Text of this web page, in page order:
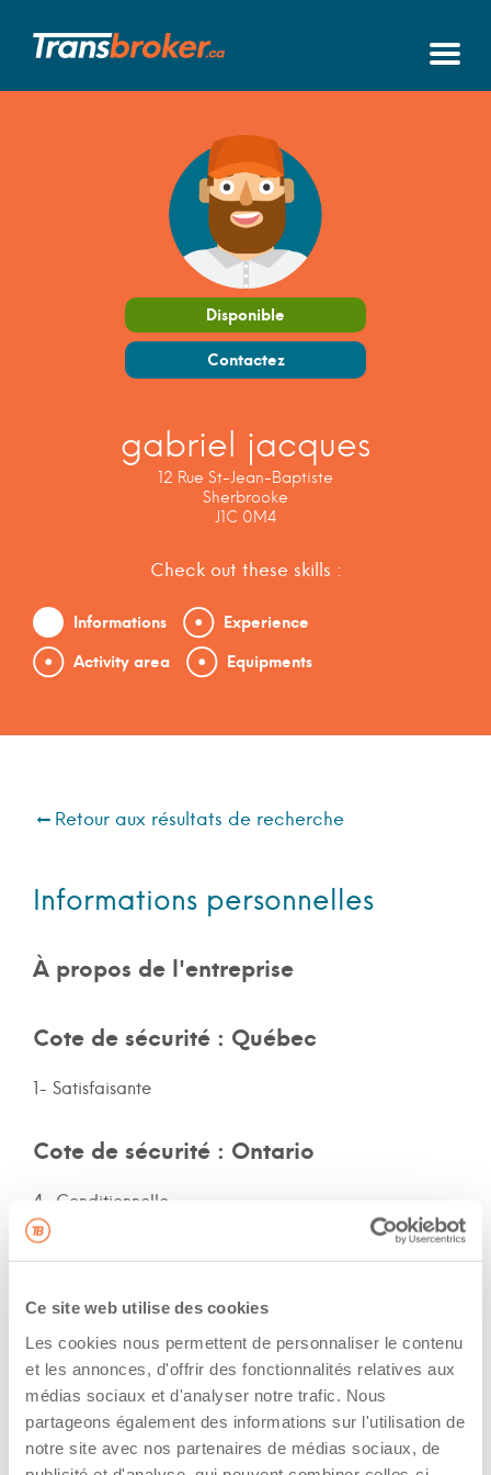
Ce site web utilise des cookies
Les cookies nous permettent de personnaliser le contenu
et les annonces, d'offrir des fonctionnalités relatives aux
médias sociaux et d'analyser notre trafic. Nous
partageons également des informations sur l'utilisation de
notre site avec nos partenaires de médias sociaux, de
Disponible
Contactez
gabriel jacques
12 Rue St-Jean-Baptiste
Sherbrooke
J1C 0M4
Check out these skills :
Informations
Experience
Activity area
Equipments
Retour aux résultats de recherche
Informations personnelles
À propos de l'entreprise
Cote de sécurité : Québec
1- Satisfaisante
Cote de sécurité : Ontario
4- Conditionnelle
Cote de sécurité: autres provinces
QC
Assurances et immatriculation
Possède ses propres assurances